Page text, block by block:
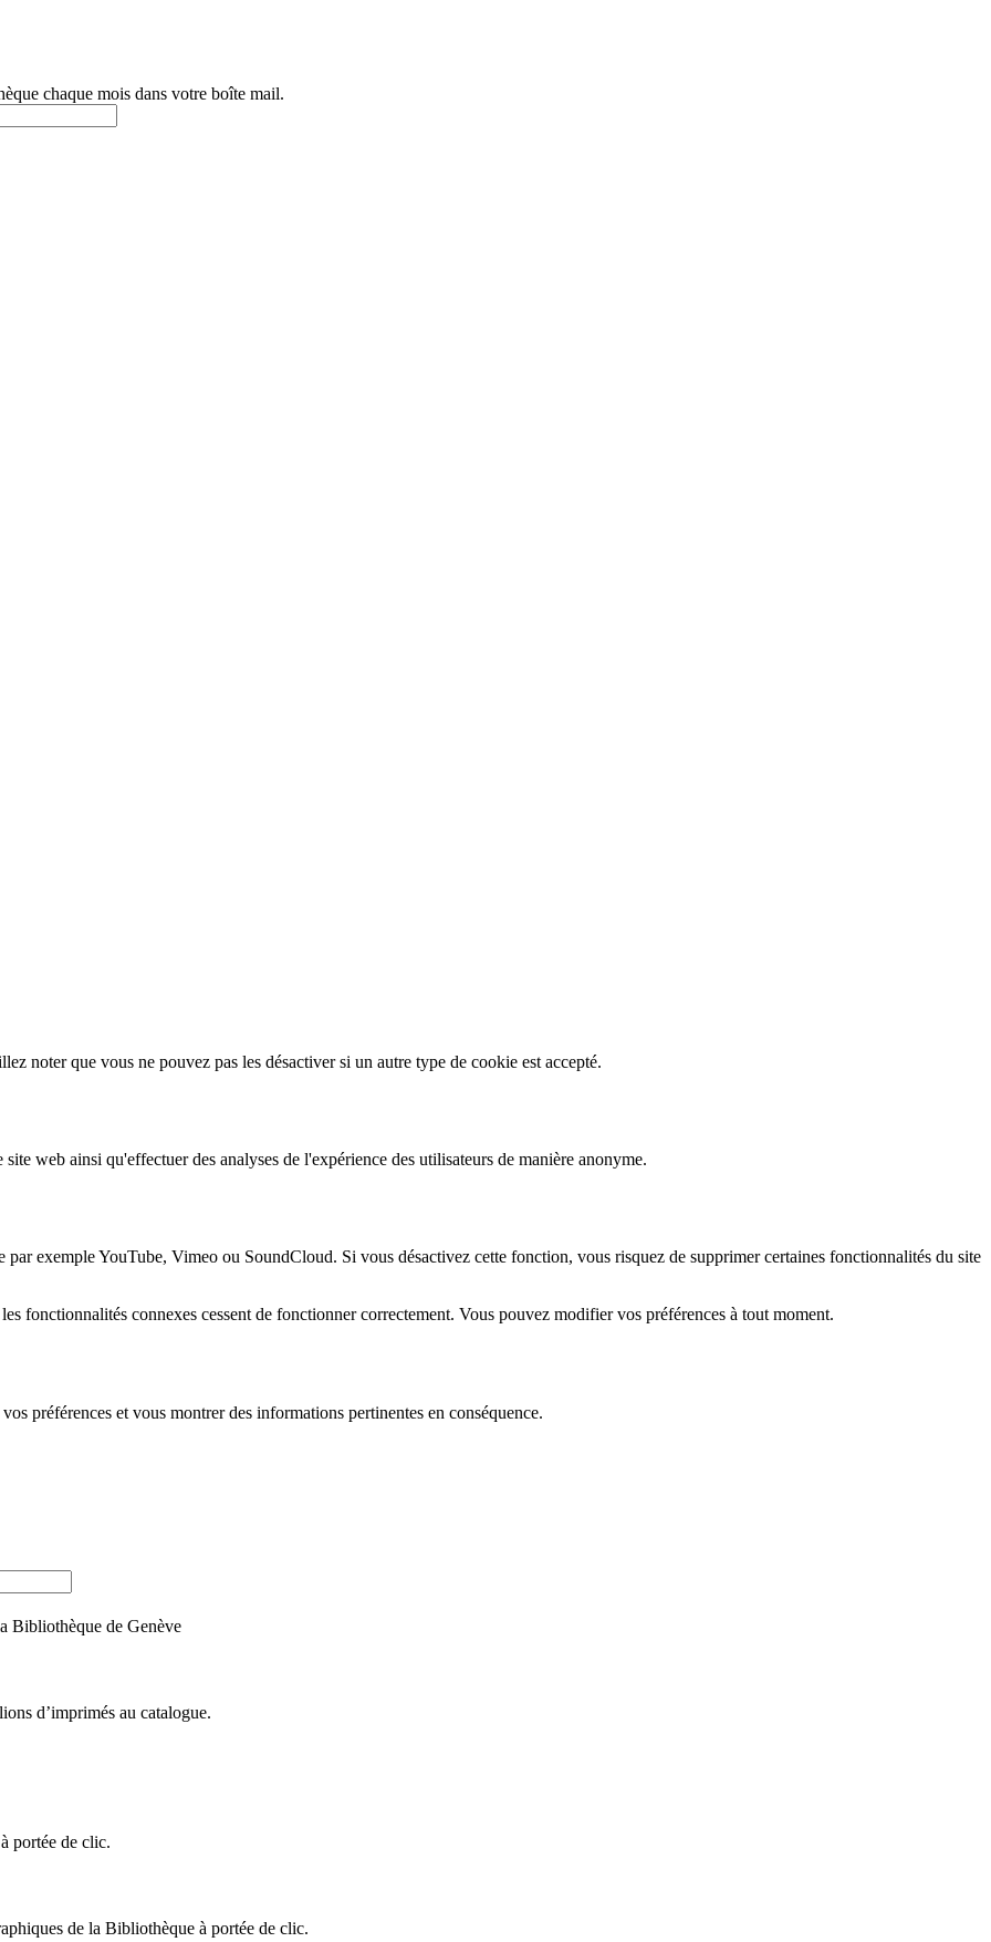
chaque mois dans votre boîte mail.
noter que vous ne pouvez pas les désactiver si un autre type de cookie est accepté.
web ainsi qu'effectuer des analyses de l'expérience des utilisateurs de manière anonyme.
exemple YouTube, Vimeo ou SoundCloud. Si vous désactivez cette fonction, vous risquez de supprimer certaines fonctionnalités du site
fonctionnalités connexes cessent de fonctionner correctement. Vous pouvez modifier vos préférences à tout moment.
préférences et vous montrer des informations pertinentes en conséquence.
Bibliothèque de Genève
d’imprimés au catalogue.
portée de clic.
de la Bibliothèque à portée de clic.